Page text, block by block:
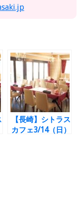
【長崎】シトラス
カフェ3/14（日）